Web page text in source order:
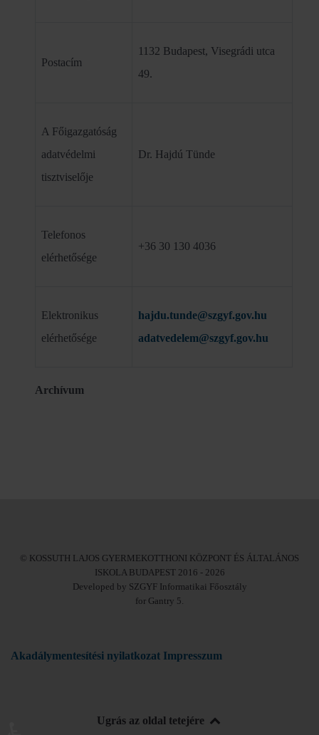
Postacím
1132 Budapest, Visegrádi utca
49.
A Főigazgatóság
adatvédelmi
tisztviselője
Dr. Hajdú Tünde
Telefonos
elérhetősége
+36 30 130 4036
Elektronikus
elérhetősége
hajdu.tunde@szgyf.gov.hu
adatvedelem@szgyf.gov.hu
Archívum
© KOSSUTH LAJOS GYERMEKOTTHONI KÖZPONT ÉS ÁLTALÁNOS
ISKOLA BUDAPEST 2016 - 2026
Developed by SZGYF Informatikai Főosztály
for Gantry 5.
Akadálymentesítési nyilatkozat Impresszum
Ugrás az oldal tetejére